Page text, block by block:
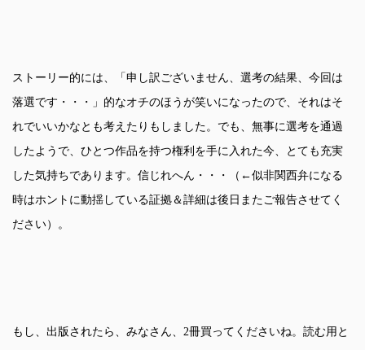
ストーリー的には、「申し訳ございません、選考の結果、今回は
落選です・・・」的なオチのほうが笑いになったので、それはそ
れでいいかなとも考えたりもしました。でも、無事に選考を通過
したようで、ひとつ作品を持つ権利を手に入れた今、とても充実
した気持ちであります。信じれへん・・・（←似非関西弁になる
時はホントに動揺している証拠＆詳細は後日またご報告させてく
ださい）。
もし、出版されたら、みなさん、2冊買ってくださいね。読む用と